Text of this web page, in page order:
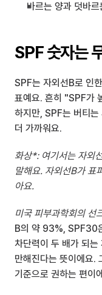
바르는 양과 덧바
SPF 숫자는
SPF는 자외선B로 인
표예요. 흔히 "SPF가
하지만, SPF는 버티는
더 가까워요.
화상*: 여기서는 자외
말해요. 자외선B가 표
아요.
미국 피부과학회의 선
B의 약 93%, SPF30
차단력이 두 배가 되
만해진다는 뜻이에요.
기준으로 권하는 편이